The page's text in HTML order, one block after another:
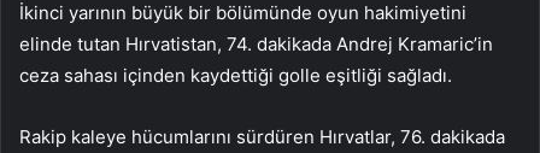
İkinci yarının büyük bir bölümünde oyun hakimiyetini
elinde tutan Hırvatistan, 74. dakikada Andrej Kramaric’in
ceza sahası içinden kaydettiği golle eşitliği sağladı.
Rakip kaleye hücumlarını sürdüren Hırvatlar, 76. dakikada